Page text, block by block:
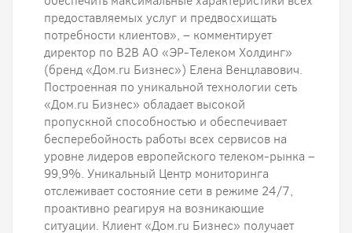
предоставляемых услуг и предвосхищать
потребности клиентов», – комментирует
директор по B2B АО «ЭР-Телеком Холдинг»
(бренд «Дом.ru Бизнес») Елена Венцлавович.
Построенная по уникальной технологии сеть
«Дом.ru Бизнес» обладает высокой
пропускной способностью и обеспечивает
бесперебойность работы всех сервисов на
уровне лидеров европейского телеком-рынка –
99,9%. Уникальный Центр мониторинга
отслеживает состояние сети в режиме 24/7,
проактивно реагируя на возникающие
ситуации. Клиент «Дом.ru Бизнес» получает